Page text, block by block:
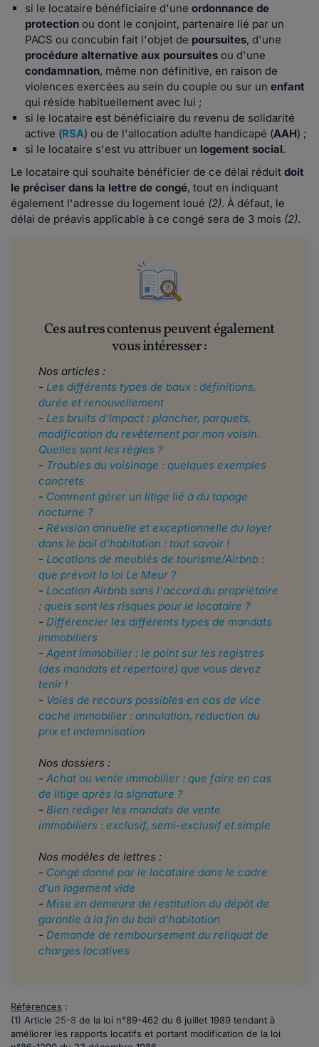
si le locataire bénéficiaire d'une ordonnance de
protection ou dont le conjoint, partenaire lié par un
PACS ou concubin fait l'objet de poursuites, d'une
procédure alternative aux poursuites ou d'une
condamnation, même non définitive, en raison de
violences exercées au sein du couple ou sur un enfant
qui réside habituellement avec lui ;
si le locataire est bénéficiaire du revenu de solidarité
active (RSA) ou de l'allocation adulte handicapé (AAH) ;
si le locataire s'est vu attribuer un logement social.
Le locataire qui souhaite bénéficier de ce délai réduit doit
le préciser dans la lettre de congé, tout en indiquant
également l'adresse du logement loué (2). À défaut, le
délai de préavis applicable à ce congé sera de 3 mois (2).
Ces autres contenus peuvent également
vous intéresser :
Nos articles :
- Les différents types de baux : définitions,
durée et renouvellement
- Les bruits d'impact : plancher, parquets,
modification du revêtement par mon voisin.
Quelles sont les règles ?
- Troubles du voisinage : quelques exemples
concrets
- Comment gérer un litige lié à du tapage
nocturne ?
- Révision annuelle et exceptionnelle du loyer
dans le bail d'habitation : tout savoir !
​​​​​- Locations de meublés de tourisme/Airbnb :
que prévoit la loi Le Meur ?
- Location Airbnb sans l'accord du propriétaire
: quels sont les risques pour le locataire ?
- Différencier les différents types de mandats
immobiliers
- Agent immobilier : le point sur les registres
(des mandats et répertoire) que vous devez
tenir !
- Voies de recours possibles en cas de vice
caché immobilier : annulation, réduction du
prix et indemnisation
Nos dossiers :
- Achat ou vente immobilier : que faire en cas
de litige après la signature ?
- Bien rédiger les mandats de vente
immobiliers : exclusif, semi-exclusif et simple
Nos modèles de lettres :
- Congé donné par le locataire dans le cadre
d’un logement vide
- Mise en demeure de restitution du dépôt de
garantie à la fin du bail d’habitation
- Demande de remboursement du reliquat de
charges locatives
Références :
(1) Article 25-8 de la loi n°89-462 du 6 juillet 1989 tendant à
améliorer les rapports locatifs et portant modification de la loi